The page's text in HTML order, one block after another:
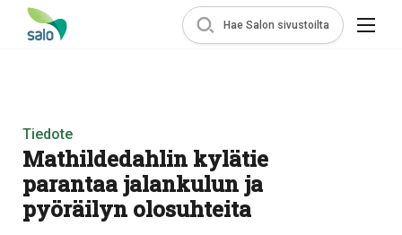
Hae Salon sivustoilta
Tiedote
Mathildedahlin kylätie
parantaa jalankulun ja
pyöräilyn olosuhteita